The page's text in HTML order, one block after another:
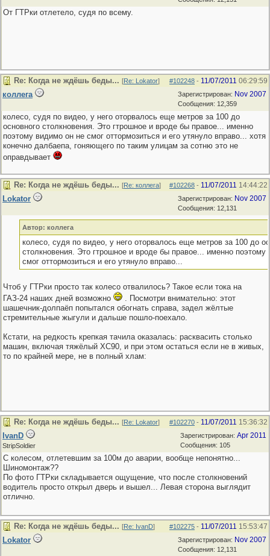
От ГТРки отлетело, судя по всему.
#102248 - 11/07/2011 06:29:59
Re: Когда не ждёшь беды... [Re: Lokator]
Зарегистрирован: Nov 2007
Сообщения: 12,359
коллега
колесо, судя по видео, у него оторвалось еще метров за 100 до
основного столкновения. Это гтрошное и вроде бы правое... именно
поэтому видимо он не смог оттормозиться и его утянуло вправо... хотя
конечно далбаепа, гоняющего по таким улицам за сотню это не
оправдывает
#102268 - 11/07/2011 14:44:22
Re: Когда не ждёшь беды... [Re: коллега]
Зарегистрирован: Nov 2007
Сообщения: 12,131
Lokator
Автор: коллега
колесо, судя по видео, у него оторвалось еще метров за 100 до
столкновения. Это гтрошное и вроде бы правое... именно поэтому
смог оттормозиться и его утянуло вправо...
Чтоб у ГТРки просто так колесо отвалилось? Такое если тока на
ГАЗ-24 наших дней возможно
. Посмотри внимательно: этот
шашечник-долпаёп попытался обогнать справа, задел жёлтые
стремительные жыгули и дальше пошло-поехало.
Кстати, на редкость крепкая тачила оказалась: расквасить столько
машин, включая тяжёлый ХС90, и при этом остаться если не в живых,
то по крайней мере, не в полный хлам:
#102270 - 11/07/2011 15:36:32
Re: Когда не ждёшь беды... [Re: Lokator]
Зарегистрирован: Apr 2011
Сообщения: 105
IvanD
StripSoldier
С колесом, отлетевшим за 100м до аварии, вообще непонятно...
Шиномонтаж??
По фото ГТРки складывается ощущение, что после столкновений
водитель просто открыл дверь и вышел... Левая сторона выглядит
отлично.
#102275 - 11/07/2011 15:53:47
Re: Когда не ждёшь беды... [Re: IvanD]
Зарегистрирован: Nov 2007
Сообщения: 12,131
Lokator